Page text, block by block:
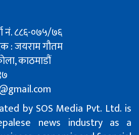
नं. ८८६-०७५/७६
: जयराम गौतम
काठमाडौं
by SOS Media Pvt. Ltd. is
news industry as a